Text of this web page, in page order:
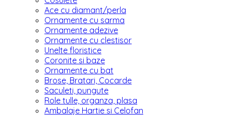
Ace cu diamant/perla
Ornamente cu sarma
Ornamente adezive
Ornamente cu clestisor
Unelte floristice
Coronite si baze
Ornamente cu bat
Brose, Bratari, Cocarde
Saculeti, pungute
Role tulle, organza, plasa
Ambalaje Hartie si Celofan